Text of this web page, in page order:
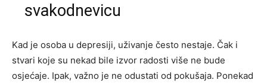
svakodnevicu
Kad je osoba u depresiji, uživanje često nestaje. Čak i
stvari koje su nekad bile izvor radosti više ne bude
osjećaje. Ipak, važno je ne odustati od pokušaja. Ponekad